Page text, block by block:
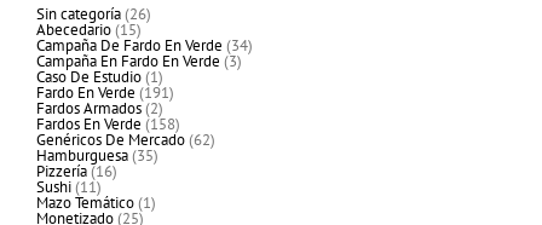
Sin categoría 2626
productos
Abecedario 1515
productos
Campaña De Fardo En Verde 3434
productos
Campaña En Fardo En Verde 33
productos
Caso De Estudio 11
producto
Fardo En Verde 191191
productos
Fardos Armados 22
productos
Fardos En Verde 158158
productos
Genéricos De Mercado 6262
productos
Hamburguesa 3535
productos
Pizzería 1616
productos
Sushi 1111
productos
Mazo Temático 11
producto
Monetizado 2525